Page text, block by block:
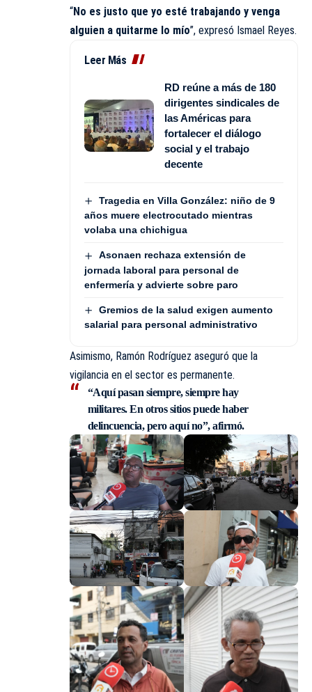
“No es justo que yo esté trabajando y venga
alguien a quitarme lo mío”, expresó Ismael Reyes.
Leer Más
RD reúne a más de 180
dirigentes sindicales de
las Américas para
fortalecer el diálogo
social y el trabajo
decente
Tragedia en Villa González: niño de 9
años muere electrocutado mientras
volaba una chichigua
Asonaen rechaza extensión de
jornada laboral para personal de
enfermería y advierte sobre paro
Gremios de la salud exigen aumento
salarial para personal administrativo
Asimismo, Ramón Rodríguez aseguró que la
vigilancia en el sector es permanente.
“Aquí pasan siempre, siempre hay
militares. En otros sitios puede haber
delincuencia, pero aquí no”, afirmó.